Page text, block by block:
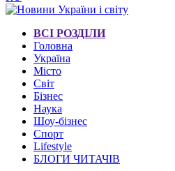
ВСІ РОЗДІЛИ
Головна
Україна
Місто
Світ
Бізнес
Наука
Шоу-бізнес
Спорт
Lifestyle
БЛОГИ ЧИТАЧІВ